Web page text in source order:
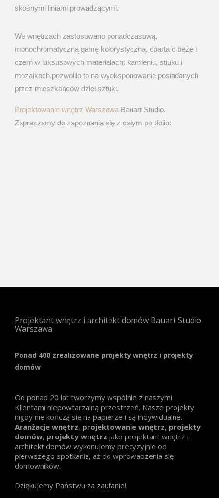
skośnymi liniami prowadzącymi.
We wnętrzach zastosowano ponadczasową,
monochromatyczną gamę kolorystyczną, oparta o beże i
czerń w luksusowych materiałach: kamieniu, stiuku i
mozaikach.pozwoliło to na wyeksponowanie posiadanych
przez mieszkańców dzieł sztuki.
Projektowanie wnętrz Warszawa Bauart Studio.
Zapraszamy do zapoznania się z całym portfolio:
Projektant wnętrz i architekt domów Bauart Studio
Warszawa
Ponad 400 zrealizowane projekty wnętrz i projekty
domów
Od ponad 20 lat tworzymy wspólnie z naszymi
Klientami niepowtarzalną przestrzeń. Nasze projekty
nigdy nie kończą się na papierze i są indywidualne.
Aranżacje wnętrz, projektowanie wnętrz, projekty
domów, projekty wnętrz jako projektant wnętrz i
architekt domów wykonujemy precyzyjnie od
pierwszego spotkania, aż do wprowadzenia się
domowników.
Dziękujemy Państwu za zaufanie!